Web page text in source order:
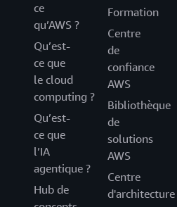
ce
qu’AWS ?
Qu’est-
ce que
le cloud
computing ?
Qu’est-
ce que
l’IA
agentique ?
Hub de
Formation
Centre
de
confiance
AWS
Bibliothèque
de
solutions
AWS
Centre
d'architecture